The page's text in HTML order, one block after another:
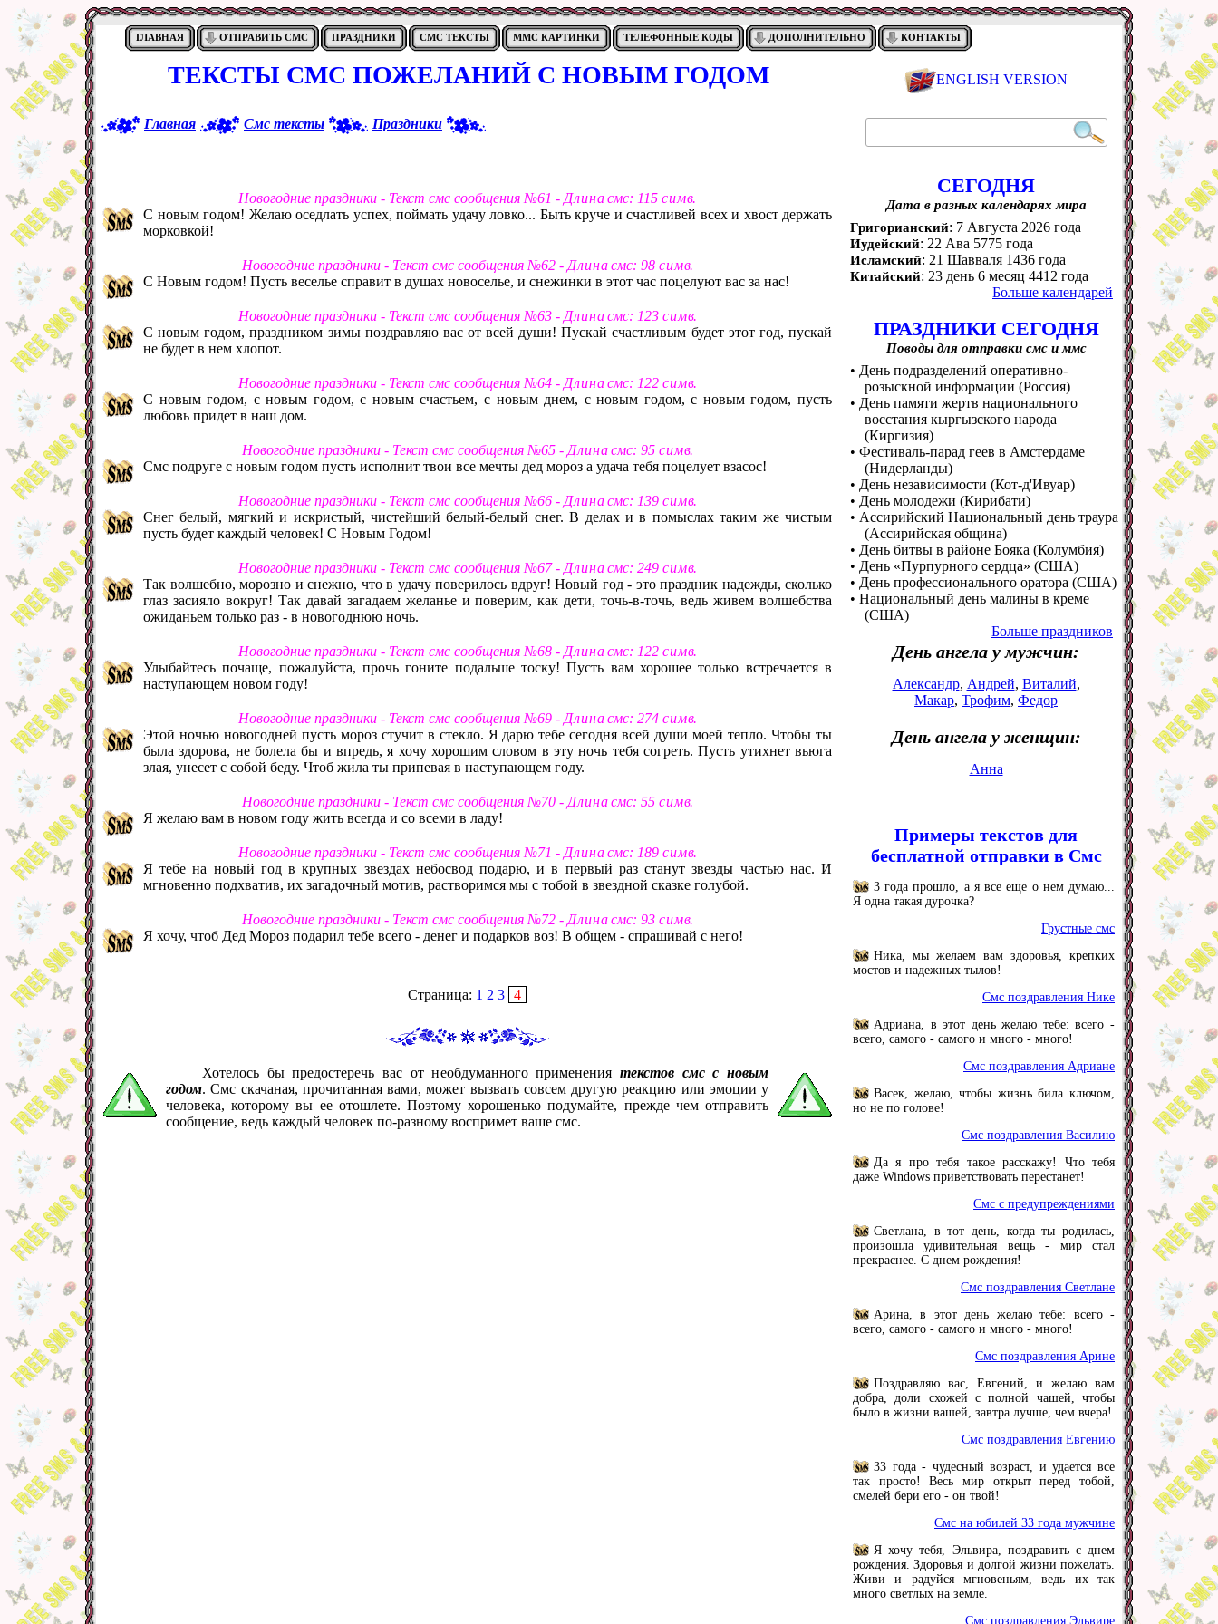
ГЛАВНАЯ ОТПРАВИТЬ СМС ПРАЗДНИКИ СМС ТЕКСТЫ ММС КАРТИНКИ ТЕЛЕФОННЫЕ КОДЫ ДОПОЛНИТЕЛЬНО КОНТАКТЫ
ТЕКСТЫ СМС ПОЖЕЛАНИЙ С НОВЫМ ГОДОМ
Главная Смс тексты Праздники
Новогодние праздники - Текст смс сообщения №61 - Д л и н асмс: 115 с и м в.
С новым годом! Желаю оседлать успех, поймать удачу ловко... Быть круче и счастливей всех и хвост держать
морковкой!
Новогодние праздники - Текст смс сообщения №62 - Д л и н асмс: 98 с и м в.
С Новым годом! Пусть веселье справит в душах новоселье, и снежинки в этот час поцелуют вас за нас!
Новогодние праздники - Текст смс сообщения №63 - Д л и н асмс: 123 с и м в.
С новым годом, праздником зимы поздравляю вас от всей души! Пускай счастливым будет этот год, пускай
не будет в нем хлопот.
Новогодние праздники - Текст смс сообщения №64 - Д л и н асмс: 122 с и м в.
С новым годом, с новым годом, с новым счастьем, с новым днем, с новым годом, с новым годом, пусть
любовь придет в наш дом.
Новогодние праздники - Текст смс сообщения №65 - Д л и н асмс: 95 с и м в.
Смс подруге с новым годом пусть исполнит твои все мечты дед мороз а удача тебя поцелует взасос!
Новогодние праздники - Текст смс сообщения №66 - Д л и н асмс: 139 с и м в.
Снег белый, мягкий и искристый, чистейший белый-белый снег. В делах и в помыслах таким же чистым
пусть будет каждый человек! С Новым Годом!
Новогодние праздники - Текст смс сообщения №67 - Д л и н асмс: 249 с и м в.
Так волшебно, морозно и снежно, что в удачу поверилось вдруг! Новый год - это праздник надежды, сколько
глаз засияло вокруг! Так давай загадаем желанье и поверим, как дети, точь-в-точь, ведь живем волшебства
ожиданьем только раз - в новогоднюю ночь.
Новогодние праздники - Текст смс сообщения №68 - Д л и н асмс: 122 с и м в.
Улыбайтесь почаще, пожалуйста, прочь гоните подальше тоску! Пусть вам хорошее только встречается в
наступающем новом году!
Новогодние праздники - Текст смс сообщения №69 - Д л и н асмс: 274 с и м в.
Этой ночью новогодней пусть мороз стучит в стекло. Я дарю тебе сегодня всей души моей тепло. Чтобы ты
была здорова, не болела бы и впредь, я хочу хорошим словом в эту ночь тебя согреть. Пусть утихнет вьюга
злая, унесет с собой беду. Чтоб жила ты припевая в наступающем году.
Новогодние праздники - Текст смс сообщения №70 - Д л и н асмс: 55 с и м в.
Я желаю вам в новом году жить всегда и со всеми в ладу!
Новогодние праздники - Текст смс сообщения №71 - Д л и н асмс: 189 с и м в.
Я тебе на новый год в крупных звездах небосвод подарю, и в первый раз станут звезды частью нас. И
мгновенно подхватив, их загадочный мотив, растворимся мы с тобой в звездной сказке голубой.
Новогодние праздники - Текст смс сообщения №72 - Д л и н асмс: 93 с и м в.
Я хочу, чтоб Дед Мороз подарил тебе всего - денег и подарков воз! В общем - спрашивай с него!
Страница: 1 2 3 4
Хотелось бы предостеречь вас от необдуманного применения текстов смс с новым
годом. Смс скачаная, прочитанная вами, может вызвать совсем другую реакцию или эмоции у
человека, которому вы ее отошлете. Поэтому хорошенько подумайте, прежде чем отправить
сообщение, ведь каждый человек по-разному воспримет ваше смс.
ENGLISH VERSION
СЕГОДНЯ
Дата в разных календарях мира
Григорианский: 7 Августа 2026 года
Иудейский: 22 Ава 5775 года
Исламский: 21 Шавваля 1436 года
Китайский: 23 день 6 месяц 4412 года
Больше календарей
ПРАЗДНИКИ СЕГОДНЯ
Поводы для отправки смс и ммс
• День подразделений оперативно-
розыскной информации (Россия)
• День памяти жертв национального
восстания кыргызского народа
(Киргизия)
• Фестиваль-парад геев в Амстердаме
(Нидерланды)
• День независимости (Кот-д'Ивуар)
• День молодежи (Кирибати)
• Ассирийский Национальный день траура
(Ассирийская община)
• День битвы в районе Бояка (Колумбия)
• День «Пурпурного сердца» (США)
• День профессионального оратора (США)
• Национальный день малины в креме
(США)
Больше праздников
День ангела у мужчин:
Александр, Андрей, Виталий,
Макар, Трофим, Федор
День ангела у женщин:
Анна
Примеры текстов для
бесплатной отправки в Смс
3 года прошло, а я все еще о нем думаю...
Я одна такая дурочка?
Грустные смс
Ника, мы желаем вам здоровья, крепких
мостов и надежных тылов!
Смс поздравления Нике
Адриана, в этот день желаю тебе: всего -
всего, самого - самого и много - много!
Смс поздравления Адриане
Васек, желаю, чтобы жизнь била ключом,
но не по голове!
Смс поздравления Василию
Да я про тебя такое расскажу! Что тебя
даже Windows приветствовать перестанет!
Смс с предупреждениями
Светлана, в тот день, когда ты родилась,
произошла удивительная вещь - мир стал
прекраснее. С днем рождения!
Смс поздравления Светлане
Арина, в этот день желаю тебе: всего -
всего, самого - самого и много - много!
Смс поздравления Арине
Поздравляю вас, Евгений, и желаю вам
добра, доли схожей с полной чашей, чтобы
было в жизни вашей, завтра лучше, чем вчера!
Смс поздравления Евгению
33 года - чудесный возраст, и удается все
так просто! Весь мир открыт перед тобой,
смелей бери его - он твой!
Смс на юбилей 33 года мужчине
Я хочу тебя, Эльвира, поздравить с днем
рождения. Здоровья и долгой жизни пожелать.
Живи и радуйся мгновеньям, ведь их так
много светлых на земле.
Смс поздравления Эльвире